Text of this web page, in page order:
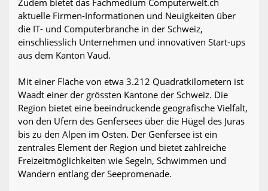
Zudem bietet das Fachmedium Computerwelt.ch
aktuelle Firmen-Informationen und Neuigkeiten über
die IT- und Computerbranche in der Schweiz,
einschliesslich Unternehmen und innovativen Start-ups
aus dem Kanton Vaud.
Mit einer Fläche von etwa 3.212 Quadratkilometern ist
Waadt einer der grössten Kantone der Schweiz. Die
Region bietet eine beeindruckende geografische Vielfalt,
von den Ufern des Genfersees über die Hügel des Juras
bis zu den Alpen im Osten. Der Genfersee ist ein
zentrales Element der Region und bietet zahlreiche
Freizeitmöglichkeiten wie Segeln, Schwimmen und
Wandern entlang der Seepromenade.